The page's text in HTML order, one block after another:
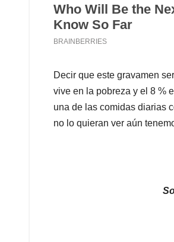
Decir que este gravamen
vive en la pobreza y el 8 %
una de las comidas diarias
no lo quieran ver aún